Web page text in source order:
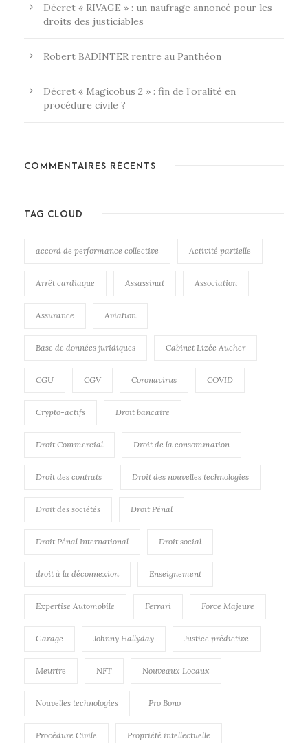
Décret « RIVAGE » : un naufrage annoncé pour les
droits des justiciables
Robert BADINTER rentre au Panthéon
Décret « Magicobus 2 » : fin de l’oralité en
procédure civile ?
COMMENTAIRES RÉCENTS
TAG CLOUD
accord de performance collective Activité partielle
Arrêt cardiaque Assassinat Association
Assurance Aviation
Base de données juridiques Cabinet Lizée Aucher
CGU CGV Coronavirus COVID
Crypto-actifs Droit bancaire
Droit Commercial Droit de la consommation
Droit des contrats Droit des nouvelles technologies
Droit des sociétés Droit Pénal
Droit Pénal International Droit social
droit à la déconnexion Enseignement
Expertise Automobile Ferrari Force Majeure
Garage Johnny Hallyday Justice prédictive
Meurtre NFT Nouveaux Locaux
Nouvelles technologies Pro Bono
Procédure Civile Propriété intellectuelle